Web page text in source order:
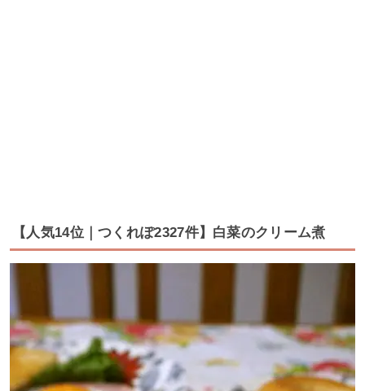
【人気14位｜つくれぽ2327件】白菜のクリーム煮